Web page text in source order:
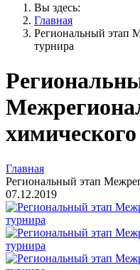
Вы здесь:
Главная
Региональный этап
турнира
Главная
Региональный этап
07.12.2019